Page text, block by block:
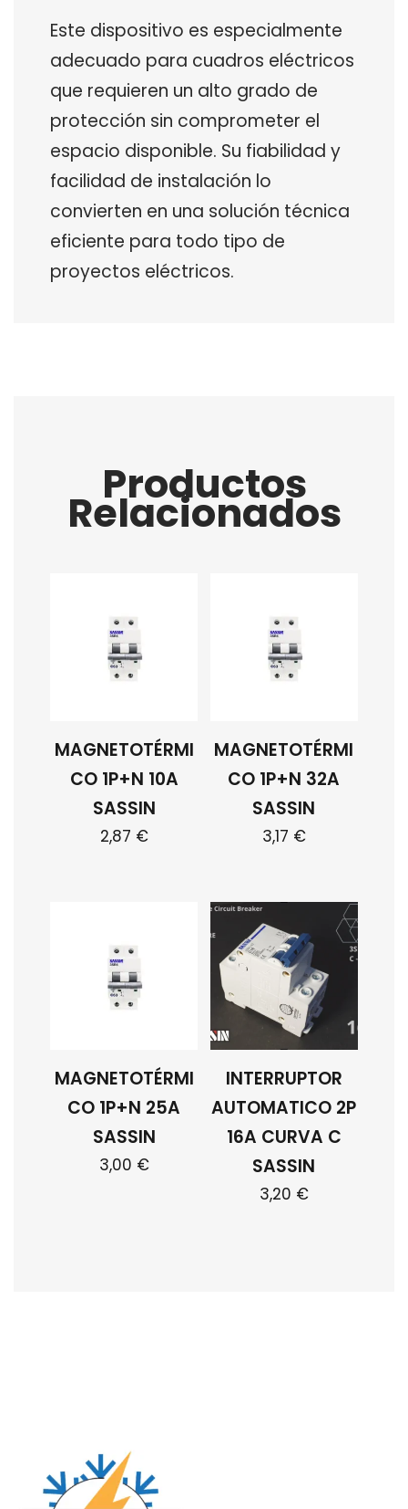
Este dispositivo es especialmente
adecuado para cuadros eléctricos
que requieren un alto grado de
protección sin comprometer el
espacio disponible. Su fiabilidad y
facilidad de instalación lo
convierten en una solución técnica
eficiente para todo tipo de
proyectos eléctricos.
Productos
Relacionados
MAGNETOTÉRMI
CO 1P+N 10A
SASSIN
2,87 €
MAGNETOTÉRMI
CO 1P+N 32A
SASSIN
3,17 €
MAGNETOTÉRMI
CO 1P+N 25A
SASSIN
3,00 €
INTERRUPTOR
AUTOMATICO 2P
16A CURVA C
SASSIN
3,20 €